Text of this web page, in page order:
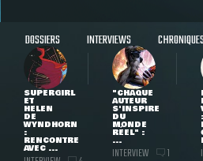
DOSSIERS INTERVIEWS
SUPERGIRL
ET
HELEN
DE
WYNDHORN
:
RENCONTRE
AVEC ...
"CHAQUE
AUTEUR
S'INSPIRE
DU
MONDE
RÉEL" :
...
INTERVIEW 1